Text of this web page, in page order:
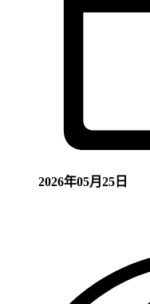
2026年05月25日